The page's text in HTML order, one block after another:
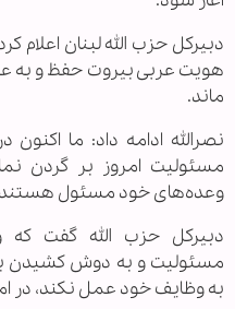
دبیرکل حزب الله لبنان اعلام
هویت عربی بیروت حفظ و به
ماند.
نصرالله ادامه داد: ما
مسئولیت امروز بر گردن
وعده‌های خود مسئول
دبیرکل حزب الله گفت که
مسئولیت و به دوش کشیدن
به وظایف خود عمل نکند، در